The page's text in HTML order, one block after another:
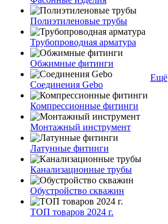
Полиэтиленовые трубы
Трубопроводная арматура
Обжимные фитинги
Соединения Gebo
Компрессионные фитинги
Монтажный инструмент
Латунные фитинги
Канализационные трубы
Обустройство скважин
ТОП товаров 2024 г.
Ещё